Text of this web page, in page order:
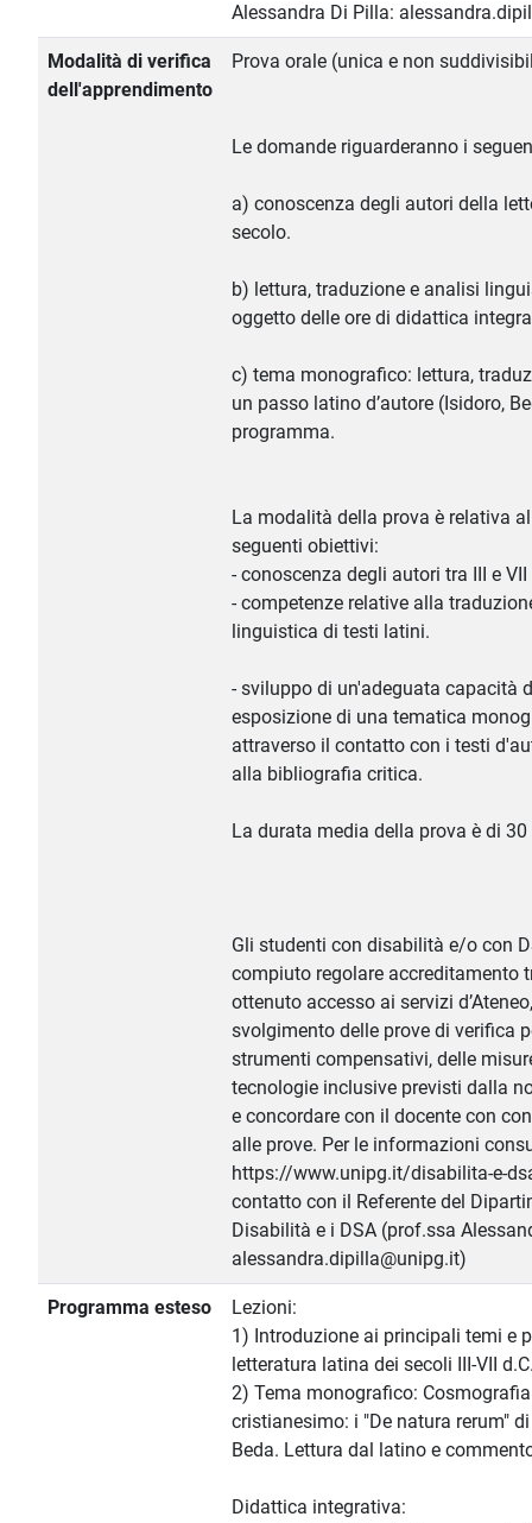
Alessandra Di Pilla:
Modalità di verifica
dell'apprendimento
Prova orale (unica e non
Le domande riguarderanno i
a) conoscenza degli autori della
secolo.
b) lettura, traduzione e analisi
oggetto delle ore di didattica
c) tema monografico: lettura,
un passo latino d’autore (Isidoro,
programma.
La modalità della prova è relativa
seguenti obiettivi:
- conoscenza degli autori tra III e VII
- competenze relative alla
linguistica di testi latini.
- sviluppo di un'adeguata capacità
esposizione di una tematica
attraverso il contatto con i testi
alla bibliografia critica.
La durata media della prova è di
Gli studenti con disabilità e/o con
compiuto regolare accreditamento
ottenuto accesso ai servizi
svolgimento delle prove di verifica
strumenti compensativi, delle
tecnologie inclusive previsti dalla
e concordare con il docente con
alle prove. Per le informazioni
https://www.unipg.it/disabilita-e-
contatto con il Referente del
Disabilità e i DSA (prof.ssa
alessandra.dipilla@unipg.it)
Programma esteso
Lezioni:
1) Introduzione ai principali temi e
letteratura latina dei secoli III-VII
2) Tema monografico:
cristianesimo: i "De natura rerum"
Beda. Lettura dal latino e
Didattica integrativa: